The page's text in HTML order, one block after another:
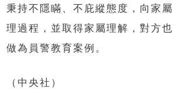
秉持不隱瞞、不庇縱態度，向家
理過程，並取得家屬理解，對方
做為員警教育案例。
（中央社）